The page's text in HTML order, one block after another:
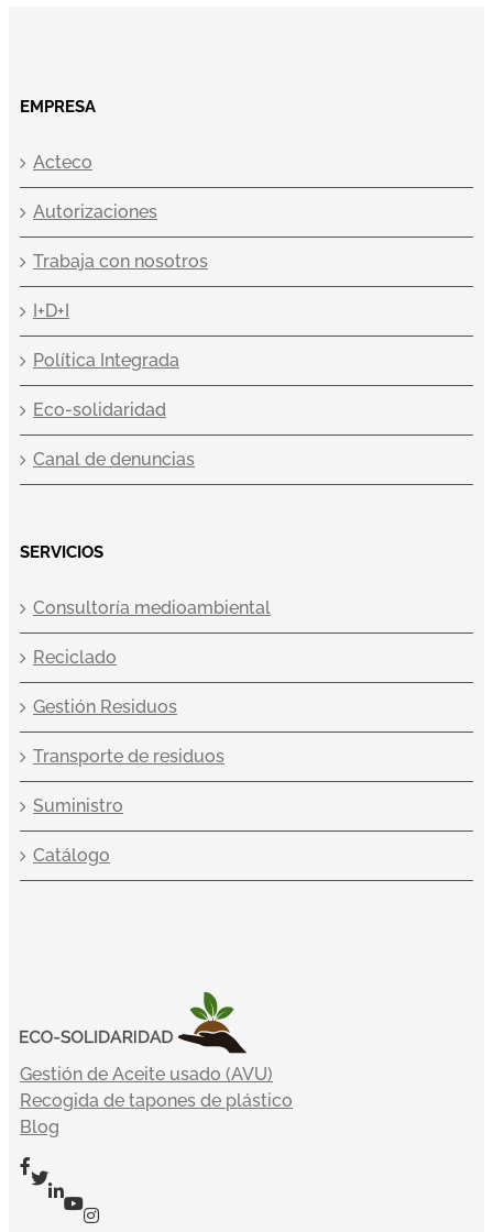
EMPRESA
Acteco
Autorizaciones
Trabaja con nosotros
I+D+I
Política Integrada
Eco-solidaridad
Canal de denuncias
SERVICIOS
Consultoría medioambiental
Reciclado
Gestión Residuos
Transporte de residuos
Suministro
Catálogo
Gestión de Aceite usado (AVU)
Recogida de tapones de plástico
Blog